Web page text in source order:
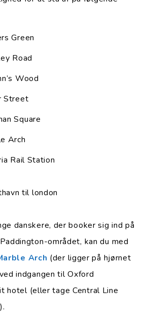
Green
Road
Wood
Street
Square
Arch
Rail Station
danskere, der booker sig ind på
området, kan du med
Arch (der ligger på hjørnet
indgangen til Oxford
hotel (eller tage Central Line